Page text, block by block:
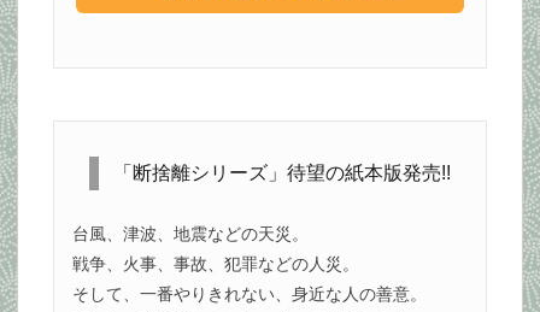
「断捨離シリーズ」待望の紙本版発売!!
台風、津波、地震などの天災。
戦争、火事、事故、犯罪などの人災。
そして、一番やりきれない、身近な人の善意。